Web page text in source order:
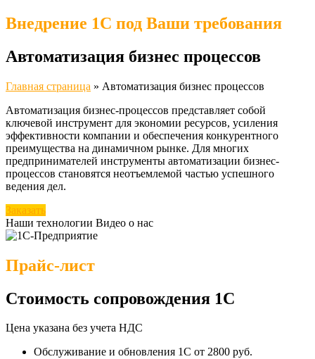
Внедрение 1С под Ваши требования
Автоматизация бизнес процессов
Главная страница » Автоматизация бизнес процессов
Автоматизация бизнес-процессов представляет собой
ключевой инструмент для экономии ресурсов, усиления
эффективности компании и обеспечения конкурентного
преимущества на динамичном рынке. Для многих
предпринимателей инструменты автоматизации бизнес-
процессов становятся неотъемлемой частью успешного
ведения дел.
Заказать
Наши технологии Видео о нас
Прайс-лист
Стоимость сопровождения 1С
Цена указана без учета НДС
Обслуживание и обновления 1С от 2800 руб.